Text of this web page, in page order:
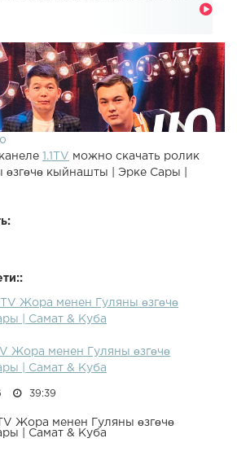
1.1TV можно скачать ролик
кыйнашты | Эрке Сары |
Жора менен Гуляны өзгөчө
| Самат & Куба
Жора менен Гуляны өзгөчө
| Самат & Куба
39:39
Жора менен Гуляны өзгөчө
| Самат & Куба